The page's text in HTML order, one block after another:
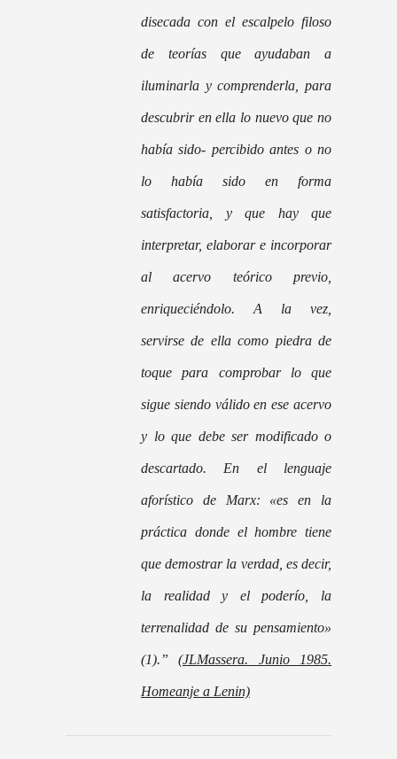
disecada con el escalpelo filoso
de teorías que ayudaban a
iluminarla y comprenderla, para
descubrir en ella lo nuevo que no
había sido- percibido antes o no
lo había sido en forma
satisfactoria, y que hay que
interpretar, elaborar e incorporar
al acervo teórico previo,
enriqueciéndolo. A la vez,
servirse de ella como piedra de
toque para comprobar lo que
sigue siendo válido en ese acervo
y lo que debe ser modificado o
descartado. En el lenguaje
aforístico de Marx: «es en la
práctica donde el hombre tiene
que demostrar la verdad, es decir,
la realidad y el poderío, la
terrenalidad de su pensamiento»
(1).”(JLMassera. Junio 1985.
Homeanje a Lenin)